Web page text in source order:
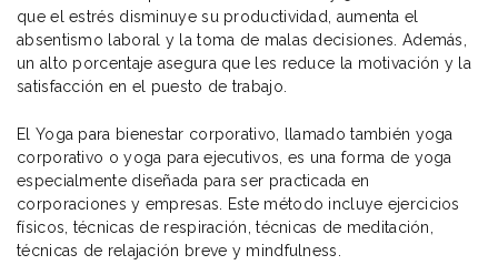
que el estrés disminuye su productividad, aumenta el
absentismo laboral y la toma de malas decisiones. Además,
un alto porcentaje asegura que les reduce la motivación y la
satisfacción en el puesto de trabajo.
El Yoga para bienestar corporativo, llamado también yoga
corporativo o yoga para ejecutivos, es una forma de yoga
especialmente diseñada para ser practicada en
corporaciones y empresas. Este método incluye ejercicios
físicos, técnicas de respiración, técnicas de meditación,
técnicas de relajación breve y mindfulness.